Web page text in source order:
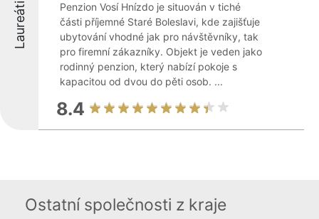
Laureáti
Penzion Vosí Hnízdo je situován v tiché
části příjemné Staré Boleslavi, kde zajišťuje
ubytování vhodné jak pro návštěvníky, tak
pro firemní zákazníky. Objekt je veden jako
rodinný penzion, který nabízí pokoje s
kapacitou od dvou do pěti osob. ...
8.4
Ostatní společnosti z kraje